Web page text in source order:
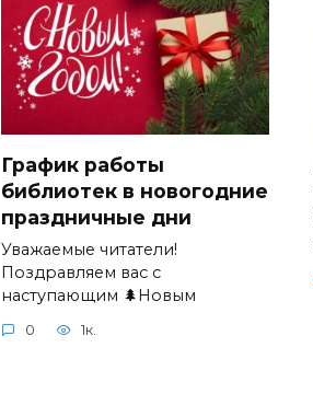
График работы
библиотек в новогодние
праздничные дни
Уважаемые читатели!
Поздравляем вас с
наступающим 🌲Новым
0 1к.